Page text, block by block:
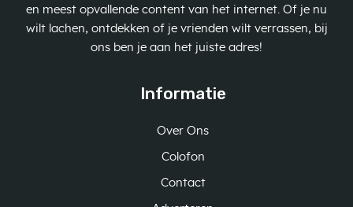
en meest opvallende content van het internet. Of je nu
wilt lachen, ontdekken of je vrienden wilt verrassen, bij
ons ben je aan het juiste adres!
Informatie
Over Ons
Colofon
Contact